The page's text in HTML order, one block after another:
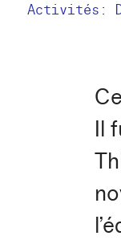
Activités:
Il